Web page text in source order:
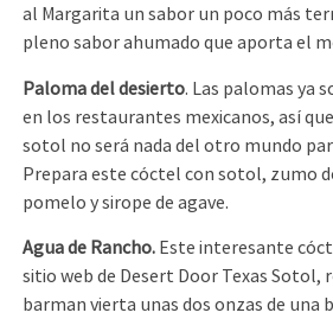
al Margarita un sabor un poco más
pleno sabor ahumado que aporta el
Paloma del desierto. Las palomas ya
en los restaurantes mexicanos, así
sotol no será nada del otro mundo
Prepara este cóctel con sotol, zumo
pomelo y sirope de agave.
Agua de Rancho. Este interesante
sitio web de Desert Door Texas Sotol,
barman vierta unas dos onzas de una